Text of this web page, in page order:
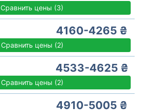
Сравнить цены (3)
4160-4265 ₴
Сравнить цены (2)
4533-4625 ₴
Сравнить цены (2)
4910-5005 ₴